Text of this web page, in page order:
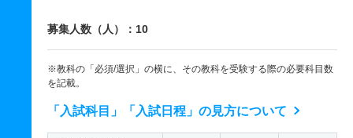
募集人数（人）：10
※教科の「必須/選択」の横に、その教科を受験する際の必要科目数
を記載。
「入試科目」「入試日程」の見方について